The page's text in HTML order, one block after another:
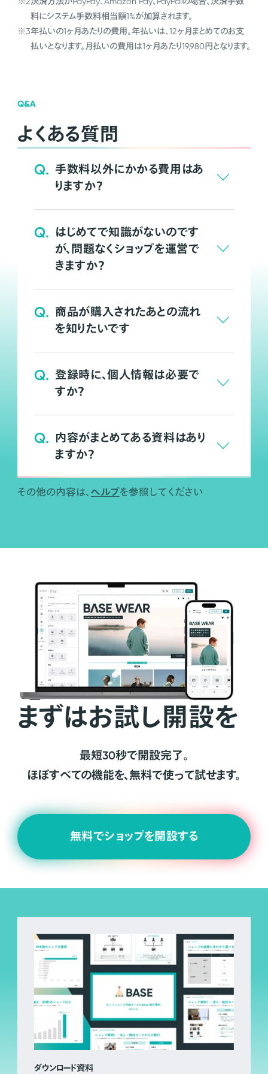
料にシステム手数料相当額1%が加算されます。
※3年払いの1ヶ月あたりの費用。年払いは、12ヶ月まとめてのお支
払いとなります。月払いの費用は1ヶ月あたり19,980円となります。
Q&A
よくある質問
Q. 手数料以外にかかる費用はあ
りますか？
Q. はじめてで知識がないのです
が、問題なくショップを運営で
きますか？
Q. 商品が購入されたあとの流れ
を知りたいです
Q. 登録時に、個人情報は必要で
すか？
Q. 内容がまとめてある資料はあり
ますか？
その他の内容は、 ヘルプを参照してください
まずはお試し開設を
最短30秒で開設完了。
ほぼすべての機能を、無料で使って試せます。
無料でショップを開設する
ダウンロード資料